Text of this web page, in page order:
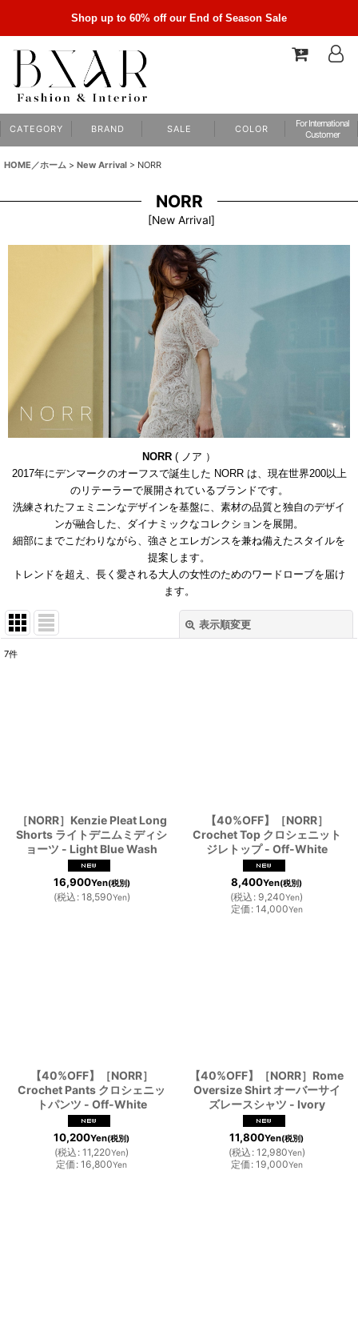
Shop up to 60% off our End of Season Sale
C A T E G O R Y B R A N D S A L E C O L O R
For International
Customer
HOME／ホーム > New Arrival > NORR
NORR
[New Arrival]
NORR ( ノア ）
2017年にデンマークのオーフスで誕生した NORR は、現在世界200以上
のリテーラーで展開されているブランドです。
洗練されたフェミニンなデザインを基盤に、 素材の品質と独自のデザイ
ンが融合した、ダイナミックなコレクションを 展開。
細部にまでこだわりながら、強さとエレガンスを兼ね備えたスタイルを
提案します。
トレンドを超え、長く愛される大人の女性のためのワードローブを届け
ます。
表示順変更
7件
［NORR］Kenzie Pleat Long
Shorts ライトデニムミディシ
ョーツ - Light Blue Wash
16,900Yen(税別)
(税込 : 18,590Yen)
【40%OFF】［NORR］
Crochet Top クロシェニット
ジレトップ - Off-White
8,400Yen(税別)
(税込 : 9,240Yen)
定価 : 14,000Yen
【40%OFF】［NORR］
Crochet Pants クロシェニッ
トパンツ - Off-White
10,200Yen(税別)
(税込 : 11,220Yen)
定価 : 16,800Yen
【40%OFF】［NORR］Rome
Oversize Shirt オーバーサイ
ズレースシャツ - Ivory
11,800Yen(税別)
(税込 : 12,980Yen)
定価 : 19,000Yen